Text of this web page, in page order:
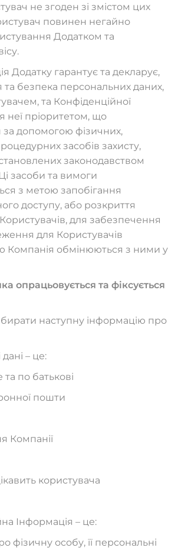
не згоден зі змістом цих
повинен негайно
Додатком та
Додатку гарантує та декларує,
безпека персональних даних,
та Конфіденційної
неї пріоритетом, що
за допомогою фізичних,
засобів захисту,
законодавством
засоби та вимоги
з метою запобігання
доступу, або розкриття
для забезпечення
для Користувачів
Компанія обмінюються з ними у
опрацьовується та фіксується
наступну інформацію про
– це:
та по батькові
пошти
Компанії
користувача
Інформація – це:
фізичну особу, її персональні